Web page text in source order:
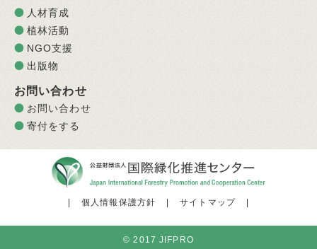
人材育成
植林活動
NGO支援
出版物
お問い合わせ
お問い合わせ
寄付をする
個人情報保護方針 サイトマップ
© 2017 JIFPRO